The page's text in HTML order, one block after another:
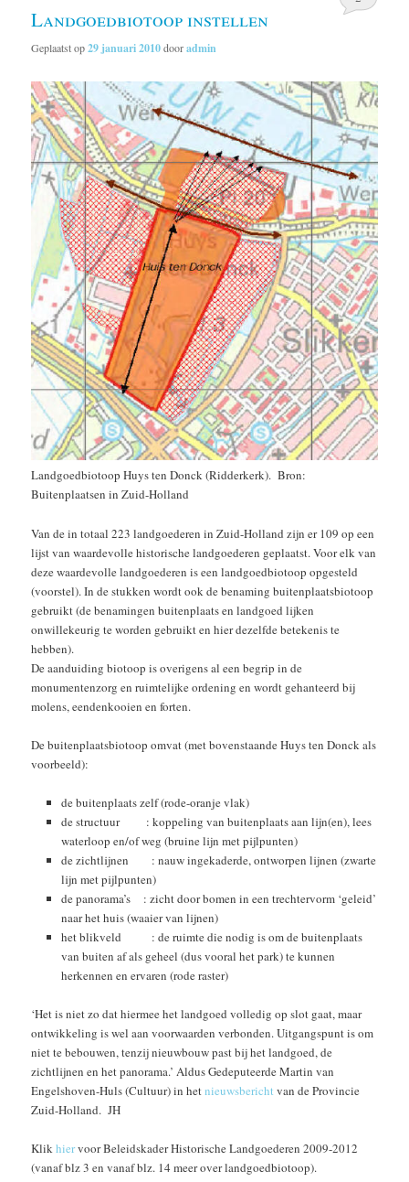
Landgoedbiotoop instellen
Geplaatst op29 januari 2010dooradmin
Landgoedbiotoop Huys ten Donck (Ridderkerk). Bron:
Buitenplaatsen in Zuid-Holland
Van de in totaal 223 landgoederen in Zuid-Holland zijn er 109 op een
lijst van waardevolle historische landgoederen geplaatst. Voor elk van
deze waardevolle landgoederen is een landgoedbiotoop opgesteld
(voorstel). In de stukken wordt ook de benaming buitenplaatsbiotoop
gebruikt (de benamingen buitenplaats en landgoed lijken
onwillekeurig te worden gebruikt en hier dezelfde betekenis te
hebben).
De aanduiding biotoop is overigens al een begrip in de
monumentenzorg en ruimtelijke ordening en wordt gehanteerd bij
molens, eendenkooien en forten.
De buitenplaatsbiotoop omvat (met bovenstaande Huys ten Donck als
voorbeeld):
de buitenplaats zelf (rode-oranje vlak)
de structuur : koppeling van buitenplaats aan lijn(en), lees
waterloop en/of weg (bruine lijn met pijlpunten)
de zichtlijnen : nauw ingekaderde, ontworpen lijnen (zwarte
lijn met pijlpunten)
de panorama’s : zicht door bomen in een trechtervorm ‘geleid’
naar het huis (waaier van lijnen)
het blikveld : de ruimte die nodig is om de buitenplaats
van buiten af als geheel (dus vooral het park) te kunnen
herkennen en ervaren (rode raster)
‘Het is niet zo dat hiermee het landgoed volledig op slot gaat, maar
ontwikkeling is wel aan voorwaarden verbonden. Uitgangspunt is om
niet te bebouwen, tenzij nieuwbouw past bij het landgoed, de
zichtlijnen en het panorama.’ Aldus Gedeputeerde Martin van
Engelshoven-Huls (Cultuur) in hetnieuwsberichtvan de Provincie
Zuid-Holland. JH
Klikhiervoor Beleidskader Historische Landgoederen 2009-2012
(vanaf blz 3 en vanaf blz. 14 meer over landgoedbiotoop).